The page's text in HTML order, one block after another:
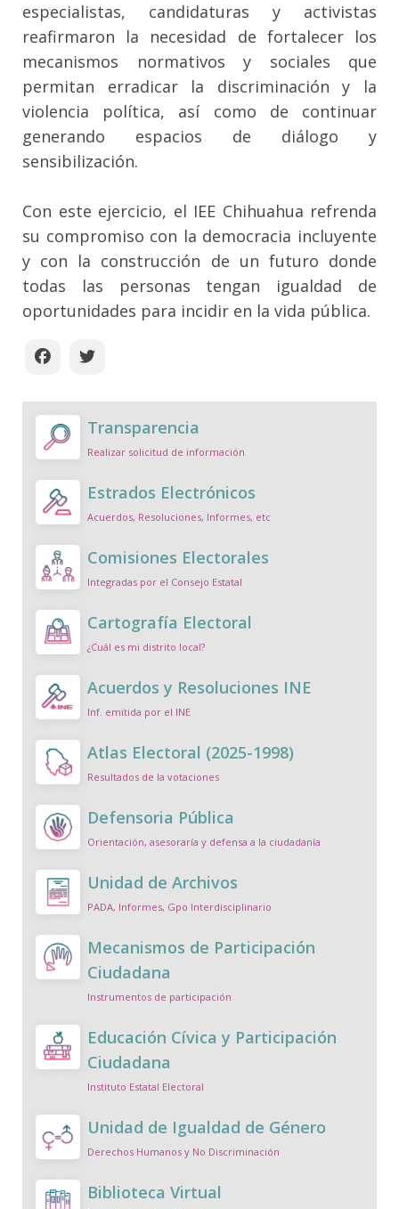
especialistas, candidaturas y activistas
reafirmaron la necesidad de fortalecer los
mecanismos normativos y sociales que
permitan erradicar la discriminación y la
violencia política, así como de continuar
generando espacios de diálogo y
sensibilización.
Con este ejercicio, el IEE Chihuahua refrenda
su compromiso con la democracia incluyente
y con la construcción de un futuro donde
todas las personas tengan igualdad de
oportunidades para incidir en la vida pública.
Transparencia
Realizar solicitud de información
Estrados Electrónicos
Acuerdos, Resoluciones, Informes, etc
Comisiones Electorales
Integradas por el Consejo Estatal
Cartografía Electoral
¿Cuál es mi distrito local?
Acuerdos y Resoluciones INE
Inf. emitida por el INE
Atlas Electoral (2025-1998)
Resultados de la votaciones
Defensoria Pública
Orientación, asesoraría y defensa a la ciudadanía
Unidad de Archivos
PADA, Informes, Gpo Interdisciplinario
Mecanismos de Participación
Ciudadana
Instrumentos de participación
Educación Cívica y Participación
Ciudadana
Instituto Estatal Electoral
Unidad de Igualdad de Género
Derechos Humanos y No Discriminación
Biblioteca Virtual